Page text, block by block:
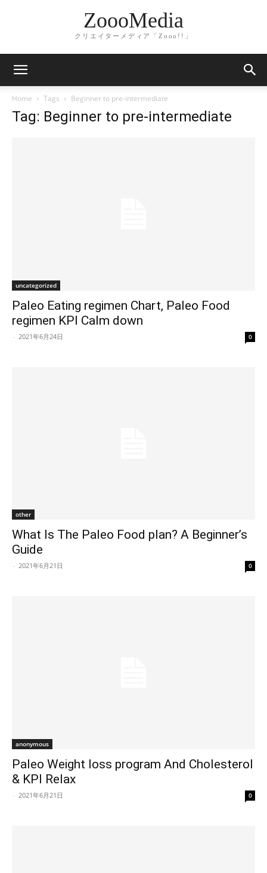
ZoooMedia
クリエイターメディア「Zooo!!」
Home Tags Beginner to pre-intermediate
Tag: Beginner to pre-intermediate
uncategorized
Paleo Eating regimen Chart, Paleo Food
regimen KPI Calm down
- 2021年6月24日 0
other
What Is The Paleo Food plan? A Beginner’s
Guide
- 2021年6月21日 0
anonymous
Paleo Weight loss program And Cholesterol
& KPI Relax
- 2021年6月21日 0